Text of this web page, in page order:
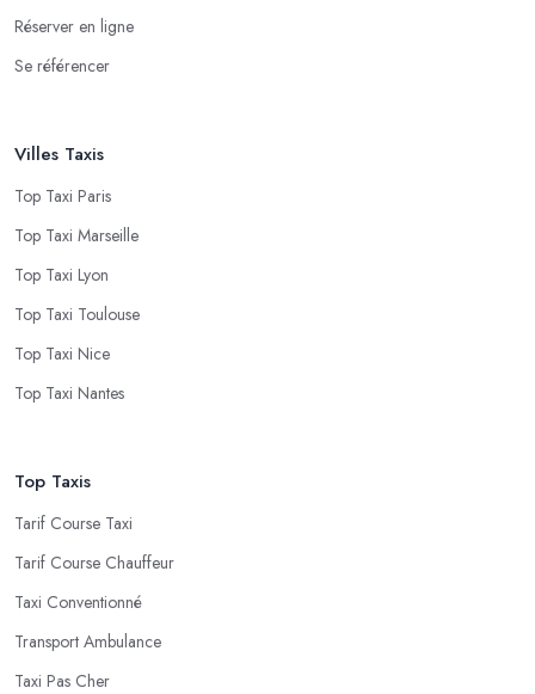
Réserver en ligne
Se référencer
Villes Taxis
Top Taxi Paris
Top Taxi Marseille
Top Taxi Lyon
Top Taxi Toulouse
Top Taxi Nice
Top Taxi Nantes
Top Taxis
Tarif Course Taxi
Tarif Course Chauffeur
Taxi Conventionné
Transport Ambulance
Taxi Pas Cher